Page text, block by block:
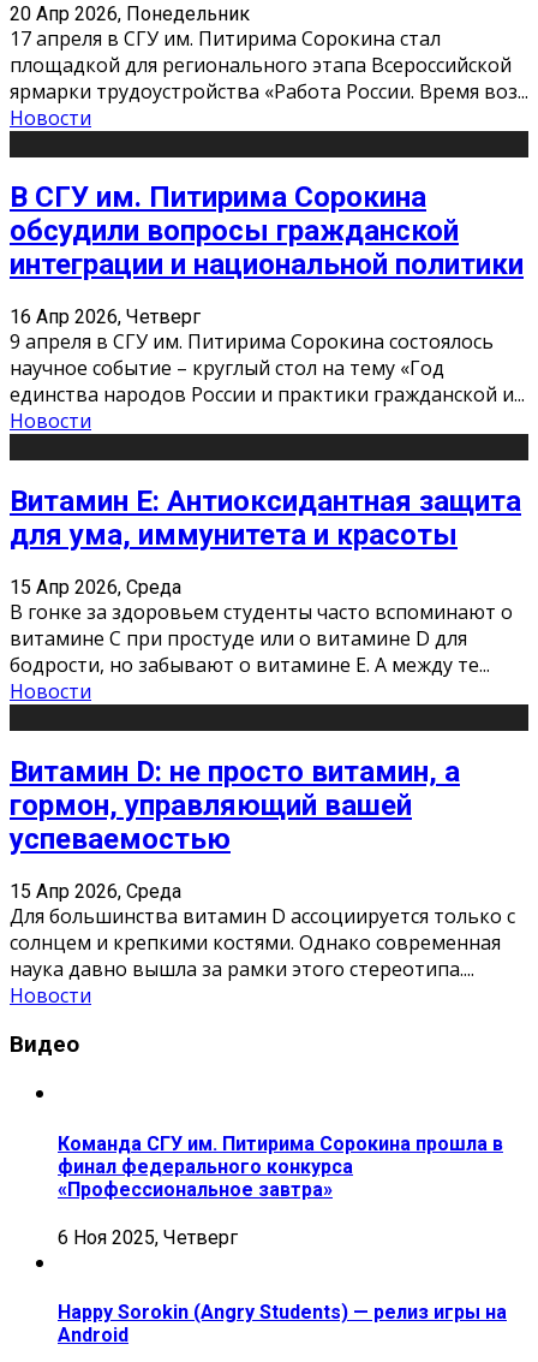
20 Апр 2026, Понедельник
17 апреля в СГУ им. Питирима Сорокина стал
площадкой для регионального этапа Всероссийской
ярмарки трудоустройства «Работа России. Время воз...
Новости
В СГУ им. Питирима Сорокина
обсудили вопросы гражданской
интеграции и национальной политики
16 Апр 2026, Четверг
9 апреля в СГУ им. Питирима Сорокина состоялось
научное событие – круглый стол на тему «Год
единства народов России и практики гражданской и...
Новости
Витамин Е: Антиоксидантная защита
для ума, иммунитета и красоты
15 Апр 2026, Среда
В гонке за здоровьем студенты часто вспоминают о
витамине С при простуде или о витамине D для
бодрости, но забывают о витамине Е. А между те...
Новости
Витамин D: не просто витамин, а
гормон, управляющий вашей
успеваемостью
15 Апр 2026, Среда
Для большинства витамин D ассоциируется только с
солнцем и крепкими костями. Однако современная
наука давно вышла за рамки этого стереотипа....
Новости
Видео
Команда СГУ им. Питирима Сорокина прошла в
финал федерального конкурса
«Профессиональное завтра»
6 Ноя 2025, Четверг
Happy Sorokin (Angry Students) — релиз игры на
Android